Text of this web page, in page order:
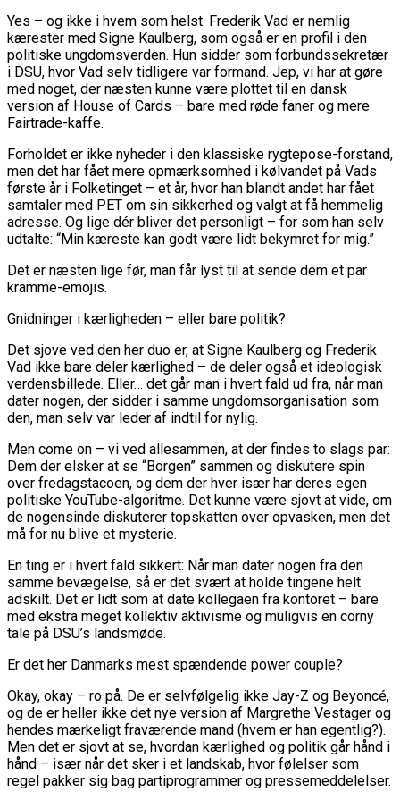
Yes – og ikke i hvem som helst. Frederik Vad er nemlig
kærester med Signe Kaulberg, som også er en profil i den
politiske ungdomsverden. Hun sidder som forbundssekretær
i DSU, hvor Vad selv tidligere var formand. Jep, vi har at gøre
med noget, der næsten kunne være plottet til en dansk
version af House of Cards – bare med røde faner og mere
Fairtrade-kaffe.
Forholdet er ikke nyheder i den klassiske rygtepose-forstand,
men det har fået mere opmærksomhed i kølvandet på Vads
første år i Folketinget – et år, hvor han blandt andet har fået
samtaler med PET om sin sikkerhed og valgt at få hemmelig
adresse. Og lige dér bliver det personligt – for som han selv
udtalte: “Min kæreste kan godt være lidt bekymret for mig.”
Det er næsten lige før, man får lyst til at sende dem et par
kramme-emojis.
Gnidninger i kærligheden – eller bare politik?
Det sjove ved den her duo er, at Signe Kaulberg og Frederik
Vad ikke bare deler kærlighed – de deler også et ideologisk
verdensbillede. Eller… det går man i hvert fald ud fra, når man
dater nogen, der sidder i samme ungdomsorganisation som
den, man selv var leder af indtil for nylig.
Men come on – vi ved allesammen, at der findes to slags par:
Dem der elsker at se “Borgen” sammen og diskutere spin
over fredagstacoen, og dem der hver især har deres egen
politiske YouTube-algoritme. Det kunne være sjovt at vide, om
de nogensinde diskuterer topskatten over opvasken, men det
må for nu blive et mysterie.
En ting er i hvert fald sikkert: Når man dater nogen fra den
samme bevægelse, så er det svært at holde tingene helt
adskilt. Det er lidt som at date kollegaen fra kontoret – bare
med ekstra meget kollektiv aktivisme og muligvis en corny
tale på DSU’s landsmøde.
Er det her Danmarks mest spændende power couple?
Okay, okay – ro på. De er selvfølgelig ikke Jay-Z og Beyoncé,
og de er heller ikke det nye version af Margrethe Vestager og
hendes mærkeligt fraværende mand (hvem er han egentlig?).
Men det er sjovt at se, hvordan kærlighed og politik går hånd i
hånd – især når det sker i et landskab, hvor følelser som
regel pakker sig bag partiprogrammer og pressemeddelelser.